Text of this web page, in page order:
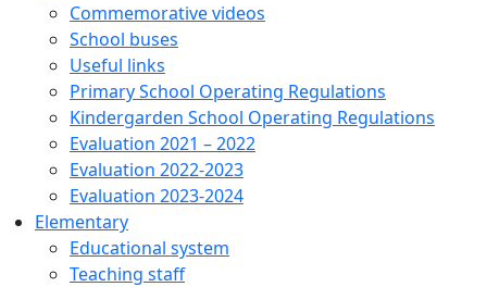
Commemorative videos
School buses
Useful links
Primary School Operating Regulations
Kindergarden School Operating Regulations
Evaluation 2021 – 2022
Evaluation 2022-2023
Evaluation 2023-2024
Elementary
Educational system
Teaching staff